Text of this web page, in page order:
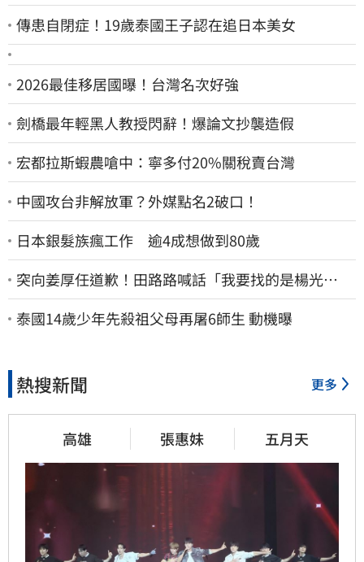
傳患自閉症！19歲泰國王子認在追日本美女
2026最佳移居國曝！台灣名次好強
劍橋最年輕黑人教授閃辭！爆論文抄襲造假
宏都拉斯蝦農嗆中：寧多付20%關稅賣台灣
中國攻台非解放軍？外媒點名2破口！
日本銀髮族瘋工作 逾4成想做到80歲
突向姜厚任道歉！田路路喊話「我要找的是楊光
友」：當時太衝動
泰國14歲少年先殺祖父母再屠6師生 動機曝
熱搜新聞 更多
高雄 張惠妹 五月天